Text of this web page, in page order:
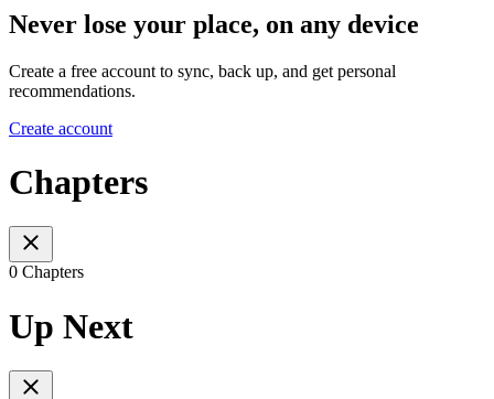
Never lose your place, on any device
Create a free account to sync, back up, and get personal
recommendations.
Create account
Chapters
0 Chapters
Up Next